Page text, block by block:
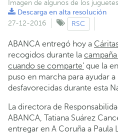
Imagen de algunos de los
Descarga en alta resolución
27-12-2016
RSC
ABANCA entregó hoy a
recogidos durante la
cuando se comparte’ que la
puso en marcha para ayudar
desfavorecidas durante esta
La directora de
ABANCA, Tatiana Suárez
entregar en A Coruña a Paula